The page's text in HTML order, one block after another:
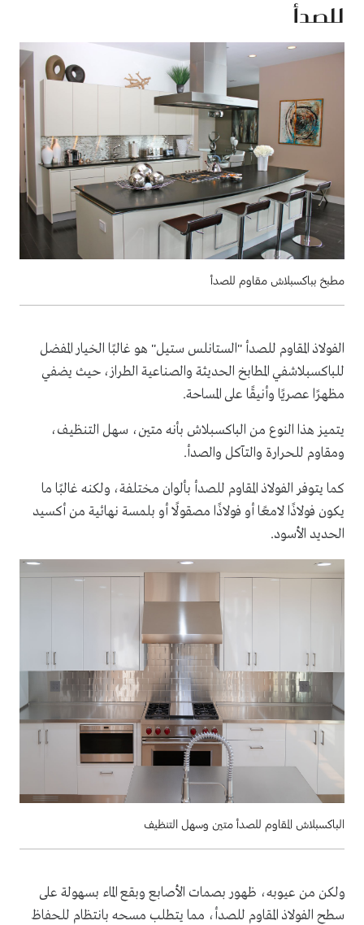
للصدأ
مطبخ بباكسبلاش مقاوم للصدأ
الفولاذ المقاوم للصدأ "الستانلس ستيل" هو غالبًا الخيار المفضل
للباكسبلاشفي المطابخ الحديثة والصناعية الطراز، حيث يضفي
مظهرًا عصريًا وأنيقًا على المساحة.
يتميز هذا النوع من الباكسبلاش بأنه متين، سهل التنظيف،
ومقاوم للحرارة والتآكل والصدأ.
كما يتوفر الفولاذ المقاوم للصدأ بألوان مختلفة، ولكنه غالبًا ما
يكون فولاذًا لامعًا أو فولاذًا مصقولًا أو بلمسة نهائية من أكسيد
الحديد الأسود.
الباكسبلاش المقاوم للصدأ متين وسهل التنظيف
ولكن من عيوبه، ظهور بصمات الأصابع وبقع الماء بسهولة على
سطح الفولاذ المقاوم للصدأ، مما يتطلب مسحه بانتظام للحفاظ